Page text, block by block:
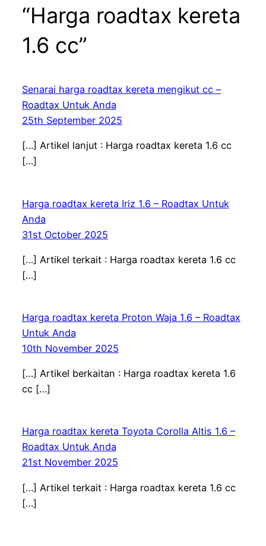
“Harga roadtax kereta
1.6 cc”
Senarai harga roadtax kereta mengikut cc –
Roadtax Untuk Anda
25th September 2025
[…] Artikel lanjut : Harga roadtax kereta 1.6 cc
[…]
Harga roadtax kereta Iriz 1.6 – Roadtax Untuk
Anda
31st October 2025
[…] Artikel terkait : Harga roadtax kereta 1.6 cc
[…]
Harga roadtax kereta Proton Waja 1.6 – Roadtax
Untuk Anda
10th November 2025
[…] Artikel berkaitan : Harga roadtax kereta 1.6
cc […]
Harga roadtax kereta Toyota Corolla Altis 1.6 –
Roadtax Untuk Anda
21st November 2025
[…] Artikel terkait : Harga roadtax kereta 1.6 cc
[…]